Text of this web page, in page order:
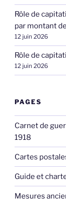
Rôle de
par montant
12 juin 2026
Rôle de
12 juin 2026
PAGES
Carnet de
1918
Cartes
Guide et
Mesures